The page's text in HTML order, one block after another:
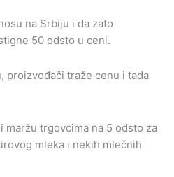
na Srbiju i da zato
50 odsto u ceni.
proizvođači traže cenu i tada
maržu trgovcima na 5 odsto za
mleka i nekih mlečnih